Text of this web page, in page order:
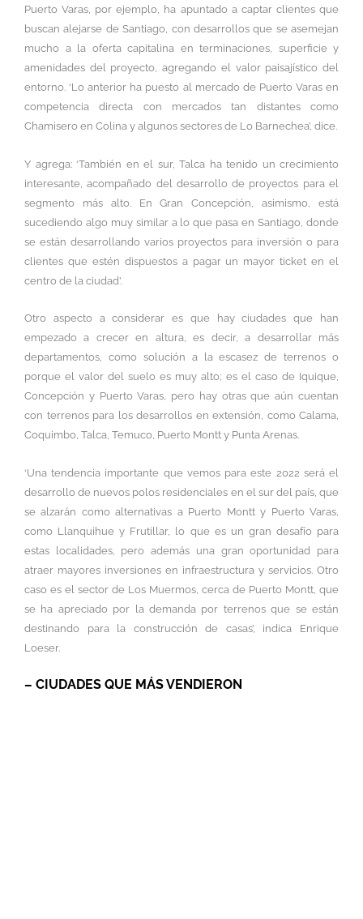
Puerto Varas, por ejemplo, ha apuntado a captar clientes que
buscan alejarse de Santiago, con desarrollos que se asemejan
mucho a la oferta capitalina en terminaciones, superficie y
amenidades del proyecto, agregando el valor paisajístico del
entorno. ‘Lo anterior ha puesto al mercado de Puerto Varas en
competencia directa con mercados tan distantes como
Chamisero en Colina y algunos sectores de Lo Barnechea’, dice.
Y agrega: ‘También en el sur, Talca ha tenido un crecimiento
interesante, acompañado del desarrollo de proyectos para el
segmento más alto. En Gran Concepción, asimismo, está
sucediendo algo muy similar a lo que pasa en Santiago, donde
se están desarrollando varios proyectos para inversión o para
clientes que estén dispuestos a pagar un mayor ticket en el
centro de la ciudad’.
Otro aspecto a considerar es que hay ciudades que han
empezado a crecer en altura, es decir, a desarrollar más
departamentos, como solución a la escasez de terrenos o
porque el valor del suelo es muy alto; es el caso de Iquique,
Concepción y Puerto Varas, pero hay otras que aún cuentan
con terrenos para los desarrollos en extensión, como Calama,
Coquimbo, Talca, Temuco, Puerto Montt y Punta Arenas.
‘Una tendencia importante que vemos para este 2022 será el
desarrollo de nuevos polos residenciales en el sur del país, que
se alzarán como alternativas a Puerto Montt y Puerto Varas,
como Llanquihue y Frutillar, lo que es un gran desafío para
estas localidades, pero además una gran oportunidad para
atraer mayores inversiones en infraestructura y servicios. Otro
caso es el sector de Los Muermos, cerca de Puerto Montt, que
se ha apreciado por la demanda por terrenos que se están
destinando para la construcción de casas’, indica Enrique
Loeser.
– CIUDADES QUE MÁS VENDIERON